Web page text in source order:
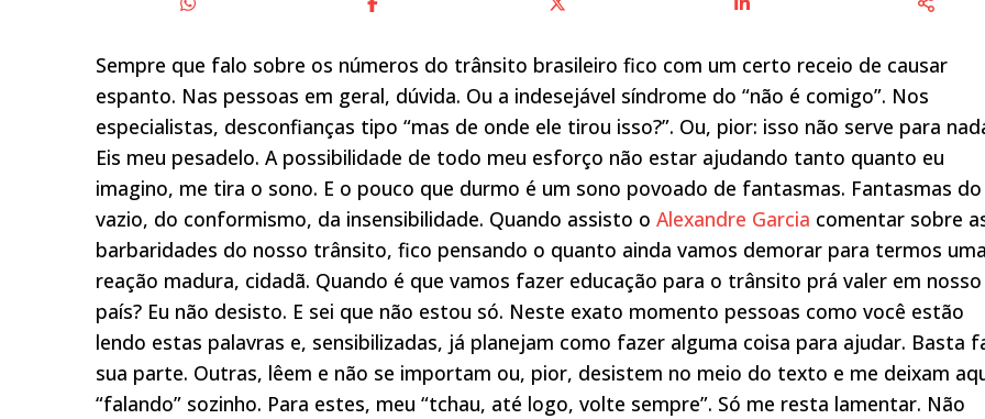
Sempre que falo sobre os números do trânsito brasileiro fico com um certo receio de causar
espanto. Nas pessoas em geral, dúvida. Ou a indesejável síndrome do “não é comigo”. Nos
especialistas, desconfianças tipo “mas de onde ele tirou isso?”. Ou, pior: isso não serve para
Eis meu pesadelo. A possibilidade de todo meu esforço não estar ajudando tanto quanto eu
imagino, me tira o sono. E o pouco que durmo é um sono povoado de fantasmas. Fantasmas do
vazio, do conformismo, da insensibilidade. Quando assisto o Alexandre Garcia comentar sobre
barbaridades do nosso trânsito, fico pensando o quanto ainda vamos demorar para termos uma
reação madura, cidadã. Quando é que vamos fazer educação para o trânsito prá valer em nosso
país? Eu não desisto. E sei que não estou só. Neste exato momento pessoas como você estão
lendo estas palavras e, sensibilizadas, já planejam como fazer alguma coisa para ajudar. Basta
sua parte. Outras, lêem e não se importam ou, pior, desistem no meio do texto e me deixam
“falando” sozinho. Para estes, meu “tchau, até logo, volte sempre”. Só me resta lamentar. Não